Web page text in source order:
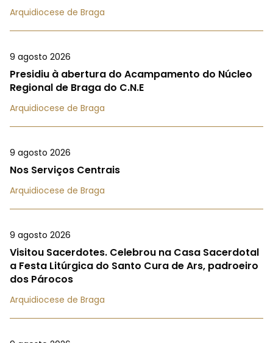
Arquidiocese de Braga
9 agosto 2026
Presidiu à abertura do Acampamento do Núcleo
Regional de Braga do C.N.E
Arquidiocese de Braga
9 agosto 2026
Nos Serviços Centrais
Arquidiocese de Braga
9 agosto 2026
Visitou Sacerdotes. Celebrou na Casa Sacerdotal
a Festa Litúrgica do Santo Cura de Ars, padroeiro
dos Párocos
Arquidiocese de Braga